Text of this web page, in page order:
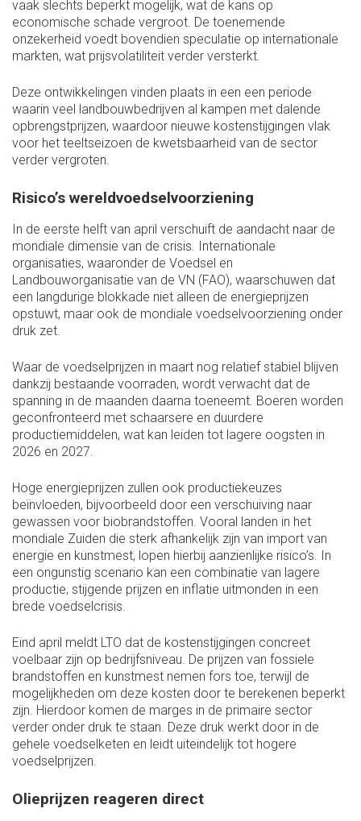
vaak slechts beperkt mogelijk, wat de kans op
economische schade vergroot. De toenemende
onzekerheid voedt bovendien speculatie op internationale
markten, wat prijsvolatiliteit verder versterkt.
Deze ontwikkelingen vinden plaats in een een periode
waarin veel landbouwbedrijven al kampen met dalende
opbrengstprijzen, waardoor nieuwe kostenstijgingen vlak
voor het teeltseizoen de kwetsbaarheid van de sector
verder vergroten.
Risico’s wereldvoedselvoorziening
In de eerste helft van april verschuift de aandacht naar de
mondiale dimensie van de crisis. Internationale
organisaties, waaronder de Voedsel en
Landbouworganisatie van de VN (FAO), waarschuwen dat
een langdurige blokkade niet alleen de energieprijzen
opstuwt, maar ook de mondiale voedselvoorziening onder
druk zet.
Waar de voedselprijzen in maart nog relatief stabiel blijven
dankzij bestaande voorraden, wordt verwacht dat de
spanning in de maanden daarna toeneemt. Boeren worden
geconfronteerd met schaarsere en duurdere
productiemiddelen, wat kan leiden tot lagere oogsten in
2026 en 2027.
Hoge energieprijzen zullen ook productiekeuzes
beïnvloeden, bijvoorbeeld door een verschuiving naar
gewassen voor biobrandstoffen. Vooral landen in het
mondiale Zuiden die sterk afhankelijk zijn van import van
energie en kunstmest, lopen hierbij aanzienlijke risico’s. In
een ongunstig scenario kan een combinatie van lagere
productie, stijgende prijzen en inflatie uitmonden in een
brede voedselcrisis.
Eind april meldt LTO dat de kostenstijgingen concreet
voelbaar zijn op bedrijfsniveau. De prijzen van fossiele
brandstoffen en kunstmest nemen fors toe, terwijl de
mogelijkheden om deze kosten door te berekenen beperkt
zijn. Hierdoor komen de marges in de primaire sector
verder onder druk te staan. Deze druk werkt door in de
gehele voedselketen en leidt uiteindelijk tot hogere
voedselprijzen.
Olieprijzen reageren direct